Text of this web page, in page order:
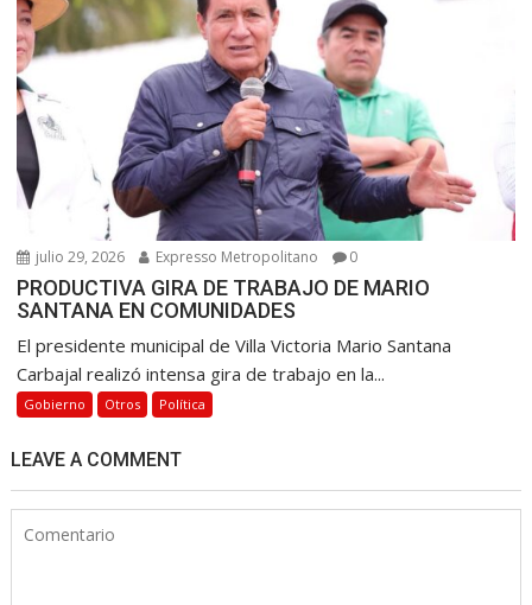
julio 29, 2026 Expresso Metropolitano 0
PRODUCTIVA GIRA DE TRABAJO DE MARIO
SANTANA EN COMUNIDADES
El presidente municipal de Villa Victoria Mario Santana
Carbajal realizó intensa gira de trabajo en la...
Gobierno Otros Política
LEAVE A COMMENT